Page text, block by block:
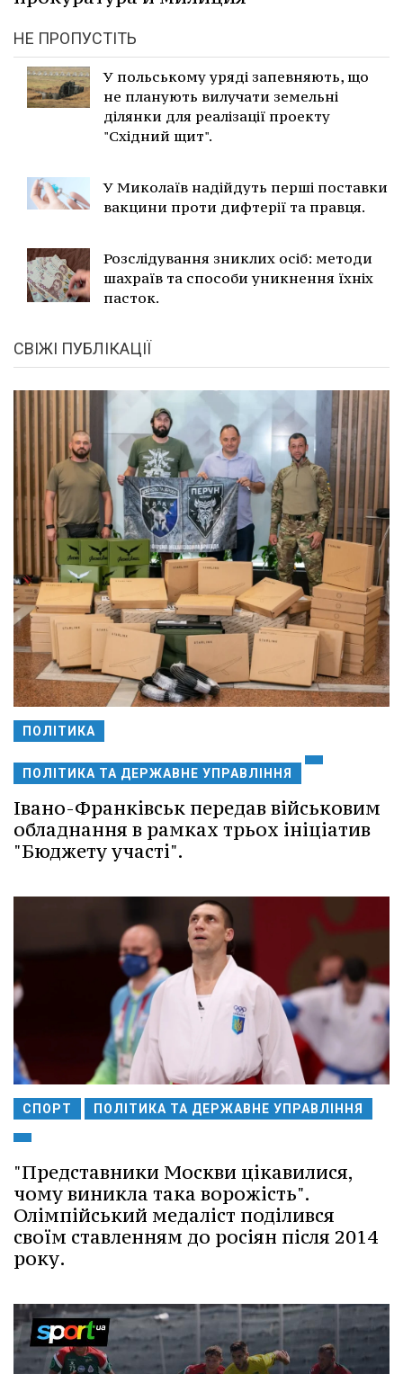
НЕ ПРОПУСТІТЬ
У польському уряді запевняють, що
не планують вилучати земельні
ділянки для реалізації проекту
"Східний щит".
У Миколаїв надійдуть перші поставки
вакцини проти дифтерії та правця.
Розслідування зниклих осіб: методи
шахраїв та способи уникнення їхніх
пасток.
СВІЖІ ПУБЛІКАЦІЇ
ПОЛІТИКА
ПОЛІТИКА ТА ДЕРЖАВНЕ УПРАВЛІННЯ
Івано-Франківськ передав військовим
обладнання в рамках трьох ініціатив
"Бюджету участі".
СПОРТ ПОЛІТИКА ТА ДЕРЖАВНЕ УПРАВЛІННЯ
"Представники Москви цікавилися,
чому виникла така ворожість".
Олімпійський медаліст поділився
своїм ставленням до росіян після 2014
року.